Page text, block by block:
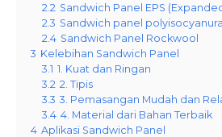
2.2 Sandwich Panel EPS
2.3 Sandwich panel
2.4 Sandwich Panel Rockwool
3 Kelebihan Sandwich Panel
3.1 1. Kuat dan Ringan
3.2 2. Tipis
3.3 3. Pemasangan Mudah dan
3.4 4. Material dari Bahan Terbaik
4 Aplikasi Sandwich Panel